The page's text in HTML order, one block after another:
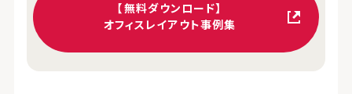
【無料ダウンロード】
オフィスレイアウト事例集